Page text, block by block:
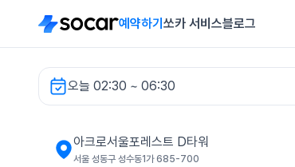
예약하기 쏘카 서비스블로그
오늘 02:30 ~ 06:30
아크로서울포레스트 D타워 렌터카
아크로서울포레스트 D타워
서울 성동구 성수동1가 685-700